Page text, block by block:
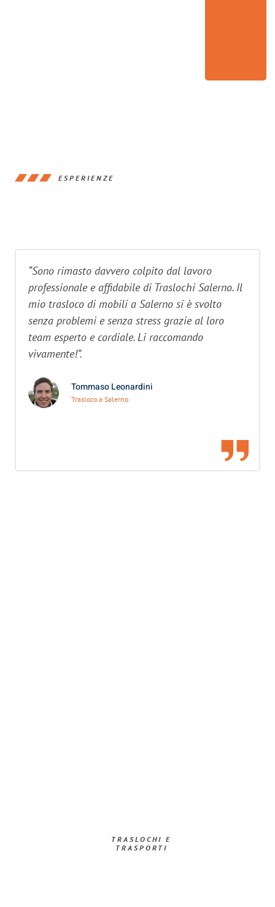
ESPERIENZE
“Sono rimasto davvero colpito dal lavoro
professionale e affidabile di Traslochi Salerno. Il
mio trasloco di mobili a Salerno si è svolto
senza problemi e senza stress grazie al loro
team esperto e cordiale. Li raccomando
vivamente!”.
Tommaso Leonardini
Trasloco a Salerno
TRASLOCHI E
TRASPORTI​